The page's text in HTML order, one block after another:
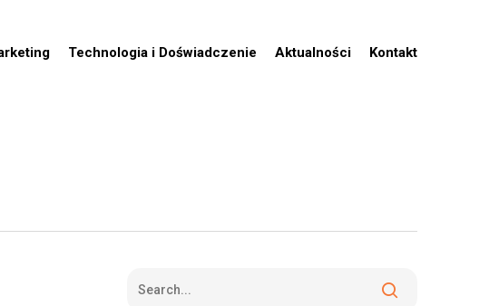
Technologia i Doświadczenie Aktualności Kontakt